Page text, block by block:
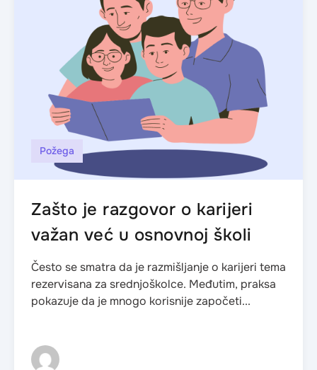
Požega
Zašto je razgovor o karijeri
važan već u osnovnoj školi
Često se smatra da je razmišljanje o karijeri tema
rezervisana za srednjoškolce. Međutim, praksa
pokazuje da je mnogo korisnije započeti...